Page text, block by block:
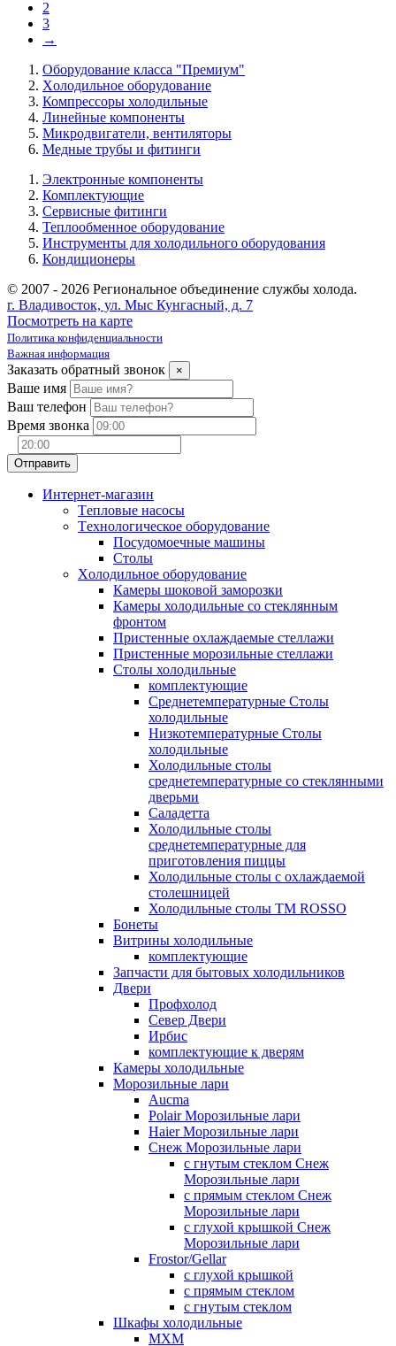
2
3
→
Оборудование класса "Премиум"
Xолодильное оборудование
Компрессоры холодильные
Линейные компоненты
Микродвигатели, вентиляторы
Медные трубы и фитинги
Электронные компоненты
Комплектующие
Сервисные фитинги
Теплообменное оборудование
Инструменты для холодильного оборудования
Кондиционеры
© 2007 - 2026 Региональное объединение службы холода.
г. Владивосток, ул. Мыс Кунгасный, д. 7
Посмотреть на карте
Политика конфиденциальности
Важная информация
Заказать обратный звонок ×
Ваше имя
Ваш телефон
Время звонка
Интернет-магазин
Tепловые насосы
Tехнологическое оборудование
Посудомоечные машины
Столы
Xолодильное оборудование
Камеры шоковой заморозки
Камеры холодильные со стеклянным
фронтом
Пристенные охлаждаемые стеллажи
Пристенные морозильные стеллажи
Столы холодильные
комплектующие
Среднетемпературные Столы
холодильные
Низкотемпературные Столы
холодильные
Холодильные столы
среднетемпературные со стеклянными
дверьми
Саладетта
Холодильные столы
среднетемпературные для
приготовления пиццы
Холодильные столы с охлаждаемой
столешницей
Холодильные столы ТМ ROSSO
Бонеты
Витрины холодильные
комплектующие
Запчасти для бытовых холодильников
Двери
Профхолод
Север Двери
Ирбис
комплектующие к дверям
Камеры холодильные
Морозильные лари
Aucma
Polair Морозильные лари
Haier Морозильные лари
Снеж Морозильные лари
с гнутым стеклом Снеж
Морозильные лари
с прямым стеклом Снеж
Морозильные лари
с глухой крышкой Снеж
Морозильные лари
Frostor/Gellar
с глухой крышкой
с прямым стеклом
с гнутым стеклом
Шкафы холодильные
МХМ